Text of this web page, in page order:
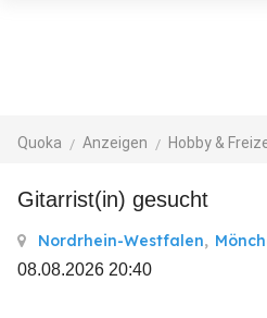
Quoka Anzeigen Hobby &
Gitarrist(in) gesucht
Nordrhein-Westfalen,
08.08.2026 20:40